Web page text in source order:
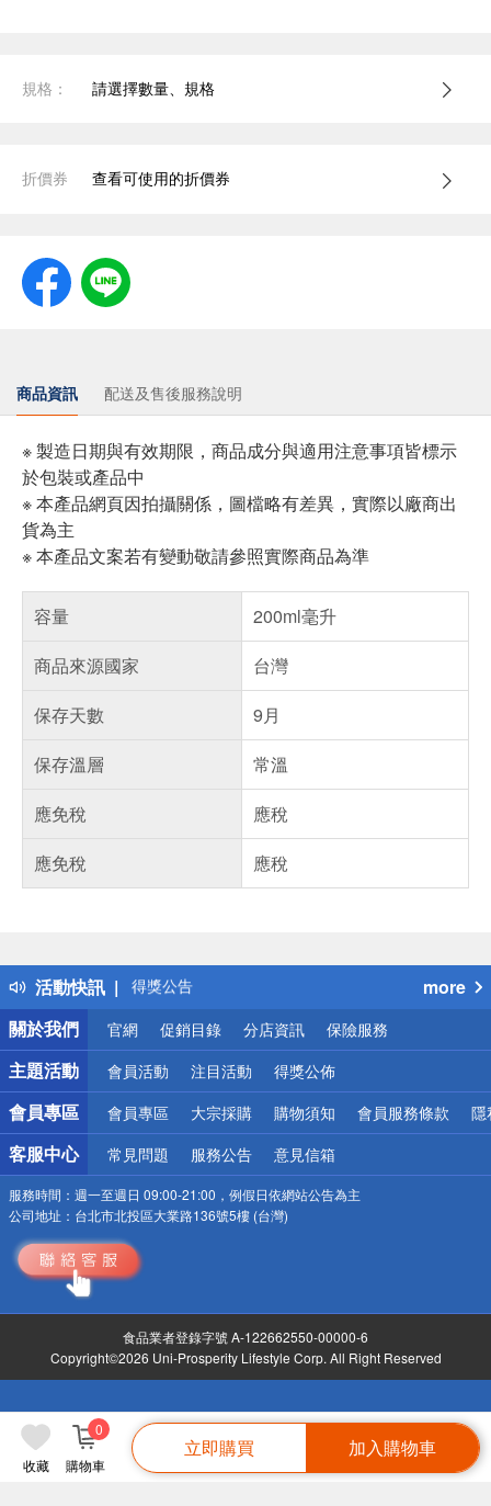
收藏 購物車
0
立即購買 加入購物車
規格： 請選擇數量、規格
折價券 查看可使用的折價券
商品資訊 配送及售後服務說明
※ 製造日期與有效期限，商品成分與適用注意事項皆標示
於包裝或產品中
※ 本產品網頁因拍攝關係，圖檔略有差異，實際以廠商出
貨為主
※ 本產品文案若有變動敬請參照實際商品為準
容量
200ml毫升
商品來源國家
台灣
保存天數
9月
保存溫層
常溫
應免稅
應稅
應免稅
應稅
活動快訊
得獎公告
熱門話題
銀行優惠
偏遠地區配送
詐騙網頁！請小心！
more
關於我們
官網 促銷目錄 分店資訊 保險服務
主題活動 會員活動 注目活動 得獎公佈
會員專區 會員專區 大宗採購 購物須知 會員服務條款 隱
客服中心 常見問題 服務公告 意見信箱
服務時間： 週一至週日 09:00-21:00，例假日依網站公告為主
公司地址： 台北市北投區大業路136號5樓 (台灣)
食品業者登錄字號 A-122662550-00000-6
Copyright©2026 Uni-Prosperity Lifestyle Corp. All Right Reserved